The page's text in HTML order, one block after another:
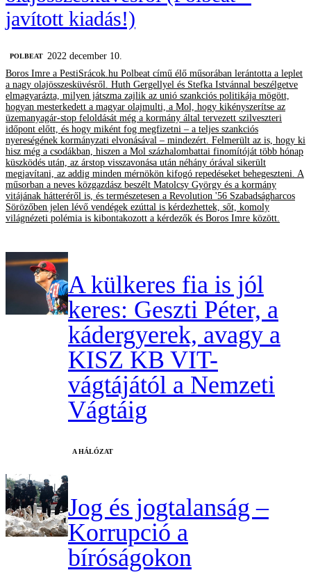
javított kiadás!)
‎POLBEAT
2022 december 10.
Boros Imre a PestiSrácok.hu Polbeat című élő műsorában lerántotta a leplet
a nagy olajösszesküvésről. Huth Gergellyel és Stefka Istvánnal beszélgetve
elmagyarázta, milyen játszma zajlik az unió szankciós politikája mögött,
hogyan mesterkedett a magyar olajmulti, a Mol, hogy kikényszerítse az
üzemanyagár-stop feloldását még a kormány által tervezett szilveszteri
időpont előtt, és hogy miként fog megfizetni – a teljes szankciós
nyereségének kormányzati elvonásával – mindezért. Felmerült az is, hogy ki
hisz még a csodákban, hiszen a Mol százhalombattai finomítóját több hónap
küszködés után, az árstop visszavonása után néhány órával sikerült
megjavítani, az addig minden mérnökön kifogó repedéseket behegeszteni. A
műsorban a neves közgazdász beszélt Matolcsy György és a kormány
vitájának hátteréről is, és természetesen a Revolution '56 Szabadságharcos
Sörözőben jelen lévő vendégek ezúttal is kérdezhettek, sőt, komoly
világnézeti polémia is kibontakozott a kérdezők és Boros Imre között.
A külkeres fia is jól
keres: Geszti Péter, a
kádergyerek, avagy a
KISZ KB VIT-
vágtájától a Nemzeti
Vágtáig
A HÁLÓZAT
Jog és jogtalanság –
Korrupció a
bíróságokon